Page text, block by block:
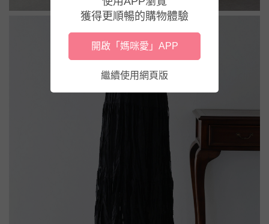
獲得更順暢的購物體驗
開啟「媽咪愛」APP
繼續使用網頁版